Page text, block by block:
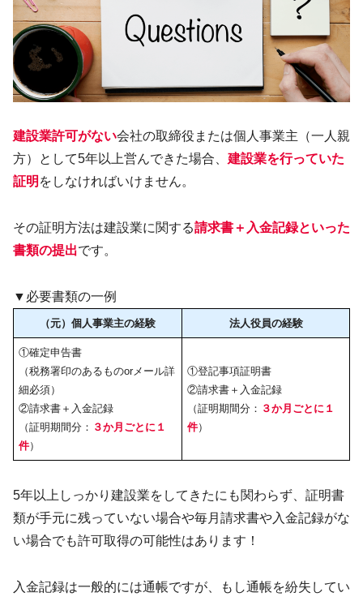
建設業許可がない会社の取締役または個人事業主（一人親
方）として5年以上営んできた場合、 建設業を行っていた
証明 をしなければいけません。
その証明方法は建設業に関する請求書＋入金記録といった
書類の提出です。
▼必要書類の一例
（元）個人事業主の経験 法人役員の経験
①確定申告書
（税務署印のあるものorメール詳
細必須）
②請求書＋入金記録
（証明期間分： ３か月ごとに１
件）
①登記事項証明書
②請求書＋入金記録
（証明期間分： ３か月ごとに１
件）
5年以上しっかり建設業をしてきたにも関わらず、証明書
類が手元に残っていない場合や毎月請求書や入金記録がな
い場合でも許可取得の可能性はあります！
入金記録は一般的には通帳ですが、もし通帳を紛失してい